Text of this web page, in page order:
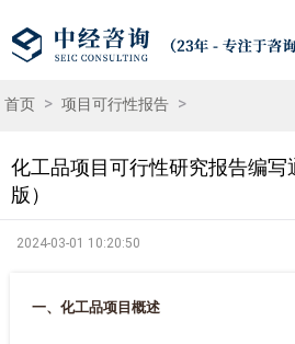
首页 > 项目可行性报告 >
化工品项目可行性研究报告编写
版）
2024-03-01 10:20:50
一、化工品项目概述